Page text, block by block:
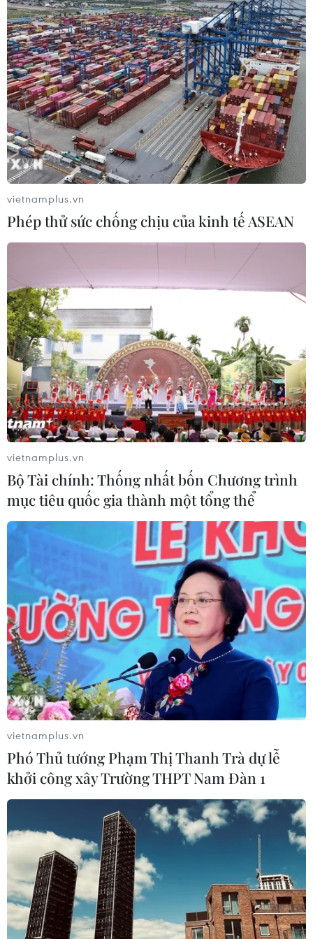
vietnamplus.vn
Phép thử sức chống chịu của kinh tế ASEAN
vietnamplus.vn
Bộ Tài chính: Thống nhất bốn Chương trình
mục tiêu quốc gia thành một tổng thể
vietnamplus.vn
Phó Thủ tướng Phạm Thị Thanh Trà dự lễ
khởi công xây Trường THPT Nam Đàn 1